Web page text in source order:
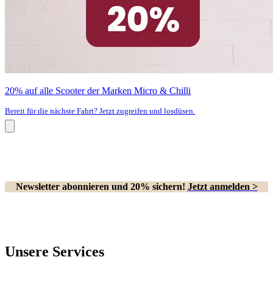
20% auf alle Scooter der Marken Micro & Chilli
Bereit für die nächste Fahrt? Jetzt zugreifen und losdüsen.
Newsletter abonnieren und 20% sichern! Jetzt anmelden >
Unsere Services